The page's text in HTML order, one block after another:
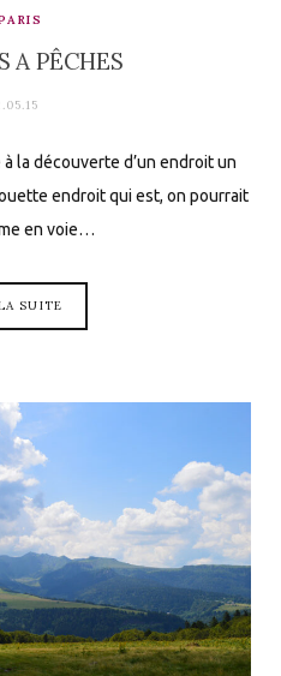
A PÊCHES
la découverte d’un endroit un
endroit qui est, on pourrait
en voie…
SUITE